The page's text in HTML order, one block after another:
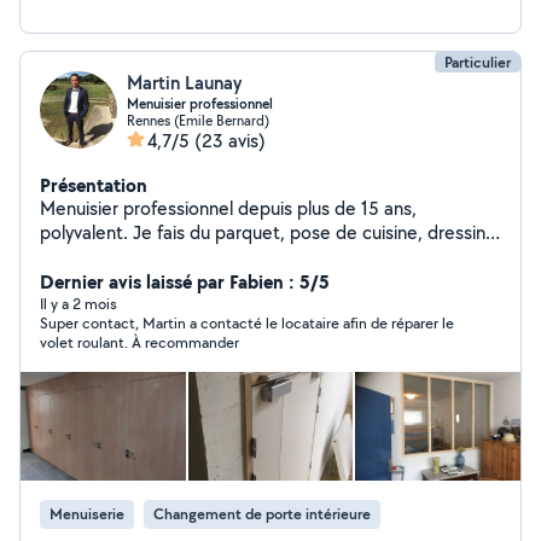
personnalis. N'hésitez pas à me contacter
Particulier
Martin Launay
Menuisier professionnel
Rennes (Emile Bernard)
4,7/5 (23 avis)
Présentation
Menuisier professionnel depuis plus de 15 ans,
polyvalent. Je fais du parquet, pose de cuisine, dressing
Cloison sèche et faux plafond Et bien sûr toutes genres
de bricoles Je suis minutieux et pro quelques soit la
mission !
Dernier avis laissé par Fabien : 5/5
Il y a 2 mois
Super contact, Martin a contacté le locataire afin de réparer le
volet roulant. À recommander
Menuiserie Changement de porte intérieure